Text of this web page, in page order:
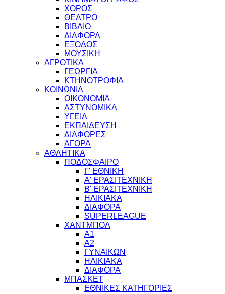
ΧΟΡΟΣ
ΘΕΑΤΡΟ
ΒΙΒΛΙΟ
ΔΙΑΦΟΡΑ
ΕΞΟΔΟΣ
ΜΟΥΣΙΚΗ
ΑΓΡΟΤΙΚΑ
ΓΕΩΡΓΙΑ
ΚΤΗΝΟΤΡΟΦΙΑ
ΚΟΙΝΩΝΙΑ
ΟΙΚΟΝΟΜΙΑ
ΑΣΤΥΝΟΜΙΚΑ
ΥΓΕΙΑ
ΕΚΠΑΙΔΕΥΣΗ
ΔΙΑΦΟΡΕΣ
ΑΓΟΡΑ
ΑΘΛΗΤΙΚΑ
ΠΟΔΟΣΦΑΙΡΟ
Γ' ΕΘΝΙΚΗ
Α' ΕΡΑΣΙΤΕΧΝΙΚΗ
Β' ΕΡΑΣΙΤΕΧΝΙΚΗ
ΗΛΙΚΙΑΚΑ
ΔΙΑΦΟΡΑ
SUPERLEAGUE
ΧΑΝΤΜΠΟΛ
Α1
Α2
ΓΥΝΑΙΚΩΝ
ΗΛΙΚΙΑΚΑ
ΔΙΑΦΟΡΑ
ΜΠΑΣΚΕΤ
ΕΘΝΙΚΕΣ ΚΑΤΗΓΟΡΙΕΣ